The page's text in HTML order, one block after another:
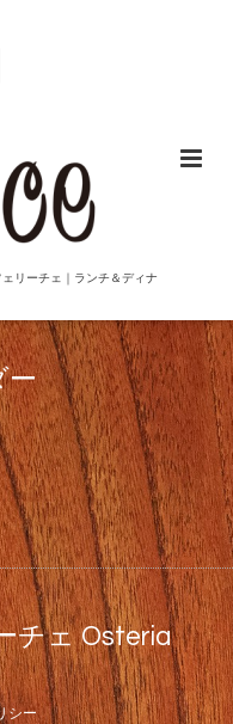
リーチェ｜ランチ＆ディナ
ー
チェ Osteria
シー